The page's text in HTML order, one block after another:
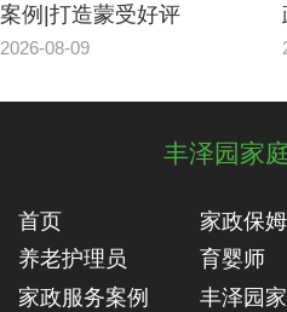
案例|打造蒙受好评
2026-08-09
丰泽园家
首页 家政保姆
养老护理员
育婴师
家政服务案例
丰泽园